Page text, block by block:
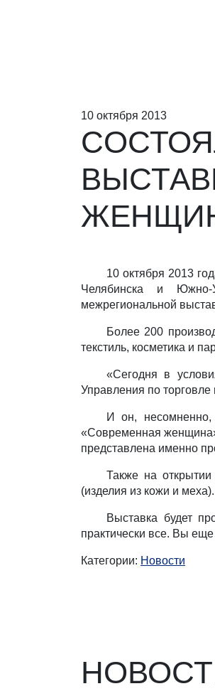
10 октября 2013
10 октября 2013
Челябинска и Южно-
межрегиональной
Более 200
текстиль, косметика и
«Сегодня в
Управления по
И он,
«Современная
представлена именно
Также на
(изделия из кожи и
Выставка будет
практически все. Вы
Категории: Новости